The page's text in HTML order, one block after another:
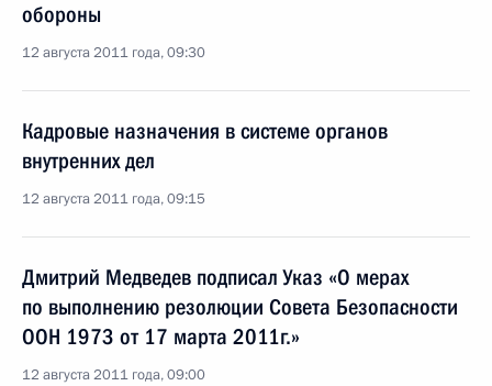
обороны
12 августа 2011 года, 09:30
Кадровые назначения в системе органов
внутренних дел
12 августа 2011 года, 09:15
Дмитрий Медведев подписал Указ «О мерах
по выполнению резолюции Совета Безопасности
ООН 1973 от 17 марта 2011г.»
12 августа 2011 года, 09:00